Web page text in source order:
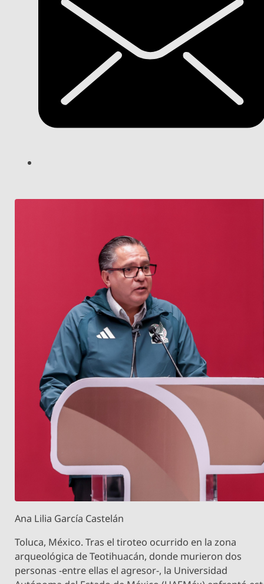
Ana Lilia García Castelán
Toluca, México. Tras el tiroteo ocurrido en la zona
arqueológica de Teotihuacán, donde murieron dos
personas -entre ellas el agresor-, la Universidad